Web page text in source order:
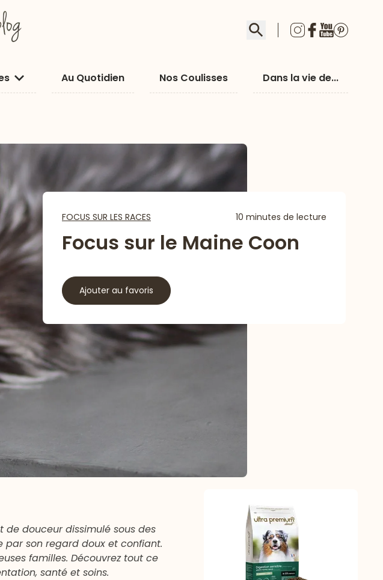
Rechercher
Au Quotidien Nos Coulisses Dans la vie de...
FOCUS SUR LES RACES 10 minutes de lecture
Focus sur le Maine Coon
Ajouter au favoris
douceur dissimulé sous des
par son regard doux et confiant.
familles. Découvrez tout ce
santé et soins.